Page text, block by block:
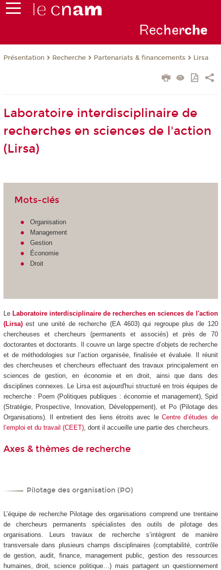
Recherche
Présentation Recherche Partenariats & financements Lirsa
Laboratoire interdisciplinaire de
recherches en sciences de l'action
(Lirsa)
Mots-clés
Organisation
Management
Gestion
Économie
Droit
Le Laboratoire interdisciplinaire de recherches en sciences de l'action
(Lirsa)est une unité de recherche (EA 4603) qui regroupe plus de 120
chercheuses et chercheurs (permanents et associés) et près de 70
doctorantes et doctorants. Il couvre un large spectre d’objets de recherche
et de méthodologies sur l’action organisée, finalisée et évaluée. Il réunit
des chercheuses et chercheurs effectuant des travaux principalement en
sciences de gestion, en économie et en droit, ainsi que dans des
disciplines connexes. Le Lirsa est aujourd'hui structuré en trois équipes de
recherche : Poem (Politiques publiques : économie et management), Spid
(Stratégie, Prospective, Innovation, Développement), et Po (Pilotage des
Organisations). Il entretient des liens étroits avec le Centre d’études de
l’emploi et du travail (CEET), dont il accueille une partie des chercheurs.
Axes & thèmes de recherche
Pilotage des organisation (PO)
L’équipe de recherche Pilotage des organisations comprend une trentaine
de chercheurs permanents spécialistes des outils de pilotage des
organisations. Leurs travaux de recherche s’intègrent de manière
transversale dans plusieurs champs disciplinaires (comptabilité, contrôle
de gestion, audit, finance, management public, gestion des ressources
humaines, droit, science politique…) mais partagent un questionnement